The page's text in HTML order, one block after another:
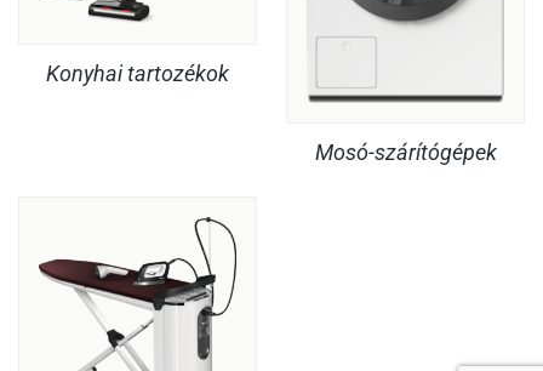
Konyhai tartozékok
Mosó-szárítógépek